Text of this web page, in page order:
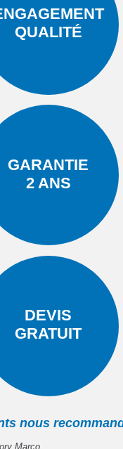
QUALITÉ
GARANTIE
2 ANS
DEVIS
GRATUIT
nous
Marco